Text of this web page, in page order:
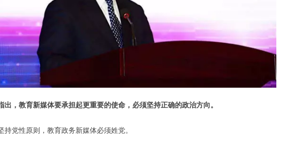
出，教育新媒体要承担起更重要的使命，必须坚持正确的政治方向。
党性原则，教育政务新媒体必须姓党。